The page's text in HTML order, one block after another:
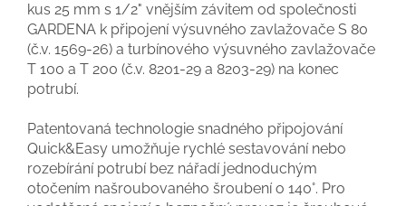
kus 25 mm s 1/2" vnějším závitem od společnosti
GARDENA k připojení výsuvného zavlažovače S 80
(č.v. 1569-26) a turbínového výsuvného zavlažovače
T 100 a T 200 (č.v. 8201-29 a 8203-29) na konec
potrubí.
Patentovaná technologie snadného připojování
Quick&Easy umožňuje rychlé sestavování nebo
rozebírání potrubí bez nářadí jednoduchým
otočením našroubovaného šroubení o 140°. Pro